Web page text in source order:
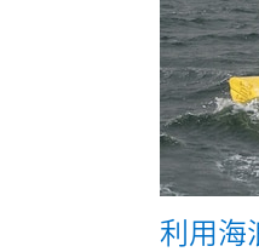
利用海